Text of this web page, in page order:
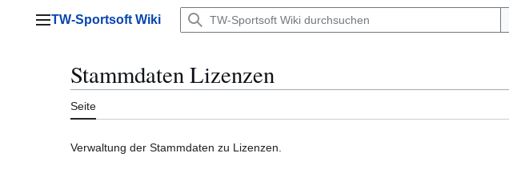
Hauptmenü
TW-Sportsoft Wiki
Stammdaten Lizenzen
Seite
Verwaltung der Stammdaten zu Lizenzen.